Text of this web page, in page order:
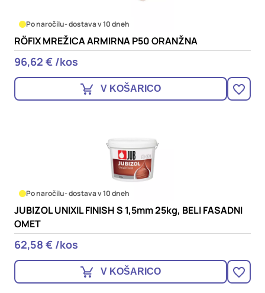
Po naročilu- dostava v 10 dneh
RÖFIX MREŽICA ARMIRNA P50 ORANŽNA
96,62 € /kos
V KOŠARICO
Po naročilu- dostava v 10 dneh
JUBIZOL UNIXIL FINISH S 1,5mm 25kg, BELI FASADNI
OMET
62,58 € /kos
V KOŠARICO